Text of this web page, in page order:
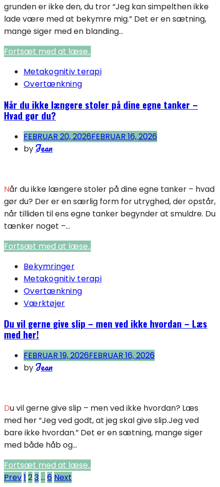
grunden er ikke den, du tror “Jeg kan simpelthen ikke
lade være med at bekymre mig.” Det er en sætning,
mange siger med en blanding...
Fortsæt med at læse..
Metakognitiv terapi
Overtænkning
Når du ikke længere stoler på dine egne tanker –
Hvad gør du?
FEBRUAR 20, 2026FEBRUAR 16, 2026
by Jean
Når du ikke længere stoler på dine egne tanker – hvad
gør du? Der er en særlig form for utryghed, der opstår,
når tilliden til ens egne tanker begynder at smuldre. Du
tænker noget –...
Fortsæt med at læse..
Bekymringer
Metakognitiv terapi
Overtænkning
Værktøjer
Du vil gerne give slip – men ved ikke hvordan – Læs
med her!
FEBRUAR 19, 2026FEBRUAR 16, 2026
by Jean
Du vil gerne give slip – men ved ikke hvordan? Læs
med her “Jeg ved godt, at jeg skal give slip.Jeg ved
bare ikke hvordan.” Det er en sætning, mange siger
med både håb og...
Fortsæt med at læse..
Indlægsinddeling
Prev1 23 … 6 Next